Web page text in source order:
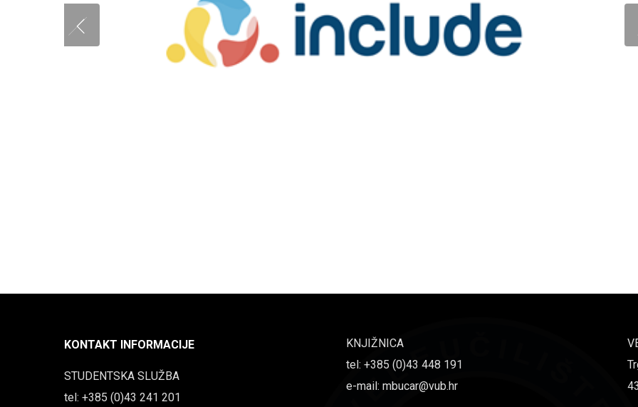
KONTAKT INFORMACIJE
STUDENTSKA SLUŽBA
tel: +385 (0)43 241 201
KNJIŽNICA
tel: +385 (0)43 448 191
e-mail: mbucar@vub.hr